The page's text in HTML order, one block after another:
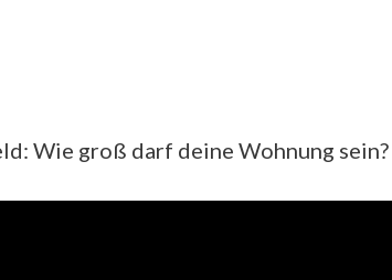
Wie groß darf deine Wohnung sein?